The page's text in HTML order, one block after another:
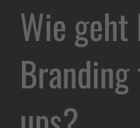
Wie geht